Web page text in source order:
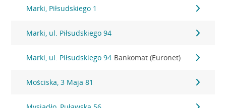
Marki, Piłsudskiego 1
Marki, ul. Piłsudskiego 94
Marki, ul. Piłsudskiego 94 Bankomat (Euronet)
Mościska, 3 Maja 81